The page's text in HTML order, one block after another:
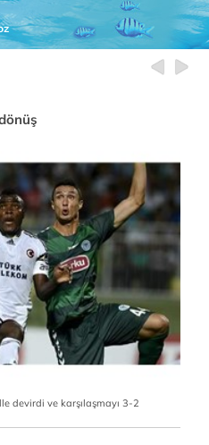
devirdi ve karşılaşmayı 3-2